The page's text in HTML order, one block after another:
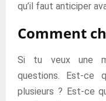
qu’il faut anticiper
Comment
Si tu veux une
questions. Est-ce
plusieurs ? Est-ce